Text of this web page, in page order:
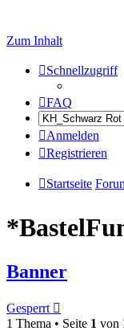
Zum Inhalt
Schnellzugriff
FAQ
Anmelden
Registrieren
Startseite
Banner
Gesperrt
1 Thema • Seite 1 von